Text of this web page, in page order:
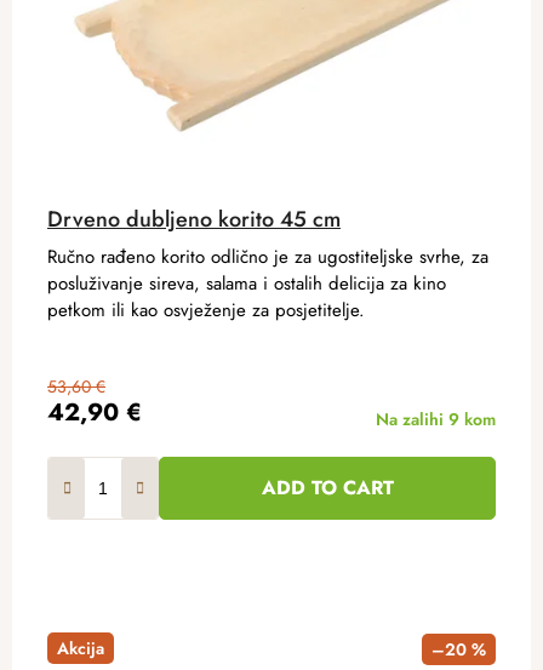
Drveno dubljeno korito 45 cm
42,90 €
53,60 €
Na zalihi 9 kom
ADD TO CART
Ručno rađeno korito odlično je za ugostiteljske svrhe, za
posluživanje sireva, salama i ostalih delicija za kino
petkom ili kao osvježenje za posjetitelje.
Akcija –20 %